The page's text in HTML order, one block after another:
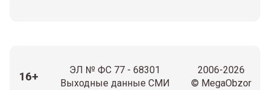
16+
ЭЛ № ФС 77 - 68301
Выходные данные СМИ
2006-2026
© MegaObzor